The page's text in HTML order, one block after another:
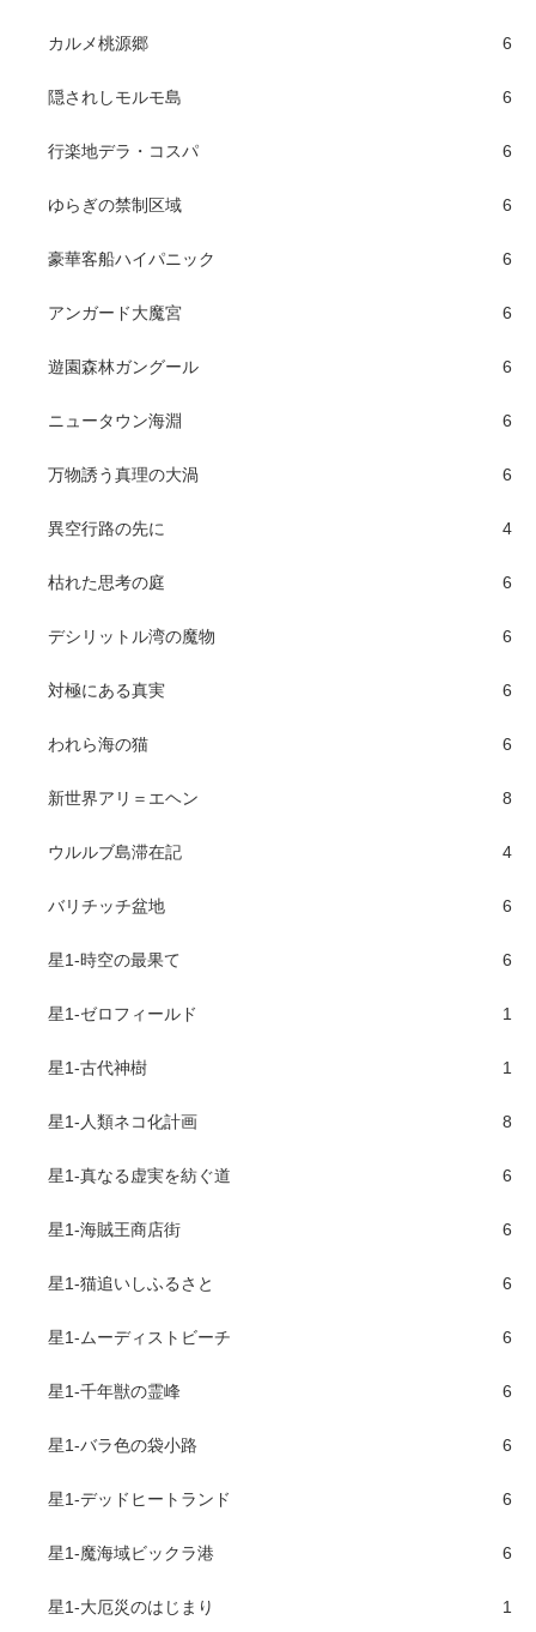
カルメ桃源郷 6
隠されしモルモ島 6
行楽地デラ・コスパ 6
ゆらぎの禁制区域 6
豪華客船ハイパニック 6
アンガード大魔宮 6
遊園森林ガングール 6
ニュータウン海淵 6
万物誘う真理の大渦 6
異空行路の先に 4
枯れた思考の庭 6
デシリットル湾の魔物 6
対極にある真実 6
われら海の猫 6
新世界アリ＝エヘン 8
ウルルブ島滞在記 4
バリチッチ盆地 6
星1-時空の最果て 6
星1-ゼロフィールド 1
星1-古代神樹 1
星1-人類ネコ化計画 8
星1-真なる虚実を紡ぐ道 6
星1-海賊王商店街 6
星1-猫追いしふるさと 6
星1-ムーディストビーチ 6
星1-千年獣の霊峰 6
星1-バラ色の袋小路 6
星1-デッドヒートランド 6
星1-魔海域ビックラ港 6
星1-大厄災のはじまり 1